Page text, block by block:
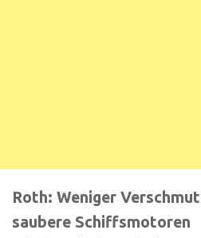
Roth: Weniger
saubere Schiffsmotoren